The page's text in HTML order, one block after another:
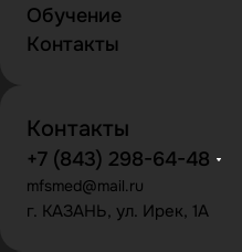
Обучение
Контакты
Контакты
+7 (843) 298-64-48
mfsmed@mail.ru
г. КАЗАНЬ, ул. Ирек, 1А